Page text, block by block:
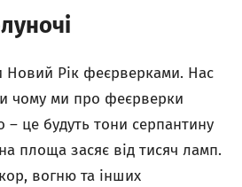
Новий Рік феєрверками. Нас
чому ми про феєрверки
– це будуть тони серпантину
площа засяє від тисяч ламп.
вогню та інших